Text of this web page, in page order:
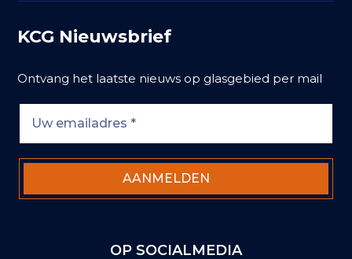
KCG Nieuwsbrief
Ontvang het laatste nieuws op glasgebied per mail
OP SOCIALMEDIA